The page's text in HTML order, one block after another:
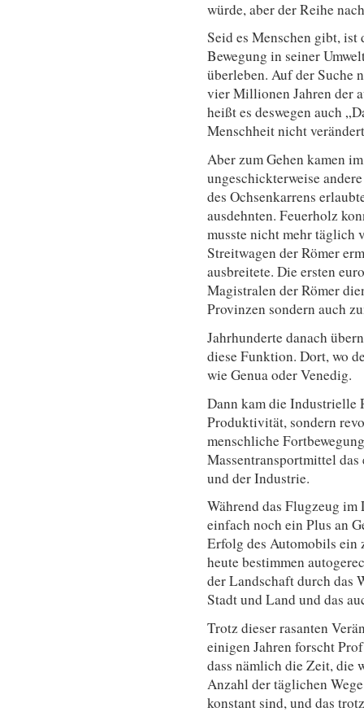
würde, aber der Reihe
Seid es Menschen gibt,
Bewegung in seiner
überleben. Auf der Suche
vier Millionen Jahren der
heißt es deswegen auch
Menschheit nicht
Aber zum Gehen kamen
ungeschickterweise
des Ochsenkarrens
ausdehnten. Feuerholz
musste nicht mehr täglich
Streitwagen der Römer
ausbreitete. Die ersten
Magistralen der Römer
Provinzen sondern auch
Jahrhunderte danach
diese Funktion. Dort, wo
wie Genua oder Venedig.
Dann kam die Industrielle
Produktivität, sondern
menschliche
Massentransportmittel
und der Industrie.
Während das Flugzeug
einfach noch ein Plus an
Erfolg des Automobils ein
heute bestimmen
der Landschaft durch das
Stadt und Land und das
Trotz dieser rasanten
einigen Jahren forscht
dass nämlich die Zeit, die
Anzahl der täglichen
konstant sind, und das